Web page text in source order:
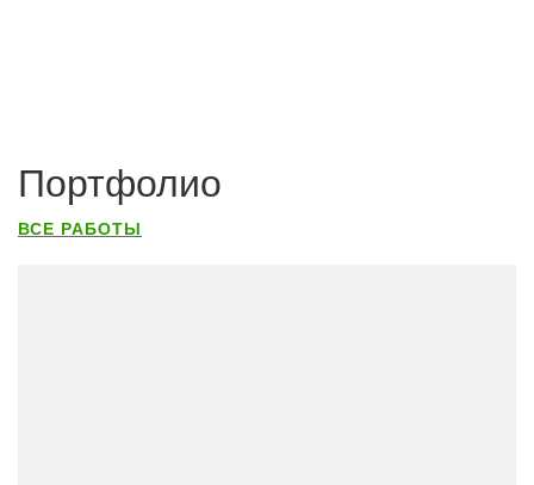
Портфолио
ВСЕ РАБОТЫ